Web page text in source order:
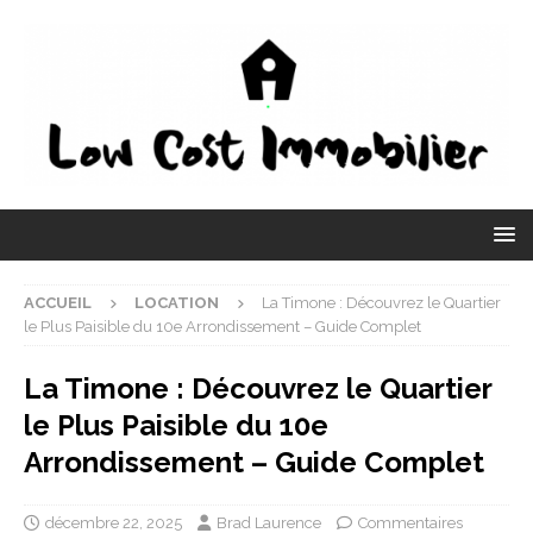
ACCUEIL LOCATION
La Timone : Découvrez le Quartier
le Plus Paisible du 10e Arrondissement – Guide Complet
La Timone : Découvrez le Quartier
le Plus Paisible du 10e
Arrondissement – Guide Complet
décembre 22, 2025 Brad Laurence
Commentaires